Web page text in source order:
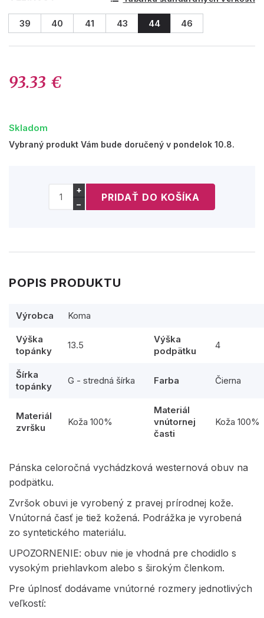
39 40 41 43 44 46
93.33 €
Skladom
Vybraný produkt Vám bude doručený v pondelok 10.8.
+
−
POPIS PRODUKTU
Výrobca Koma
Výška
topánky
13.5
Výška
podpätku
4
Šírka
topánky
G - stredná šírka Farba Čierna
Materiál
zvršku
Koža 100%
Materiál
vnútornej
časti
Koža 100%
Pánska celoročná vychádzková westernová obuv na
podpätku.
Zvršok obuvi je vyrobený z pravej prírodnej kože.
Vnútorná časť je tiež kožená. Podrážka je vyrobená
zo syntetického materiálu.
UPOZORNENIE: obuv nie je vhodná pre chodidlo s
vysokým priehlavkom alebo s širokým členkom.
Pre úplnosť dodávame vnútorné rozmery jednotlivých
veľkostí: